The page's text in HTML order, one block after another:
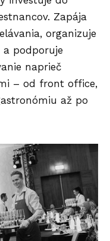
Zapája
organizuje
podporuje
naprieč
– od front office,
až po